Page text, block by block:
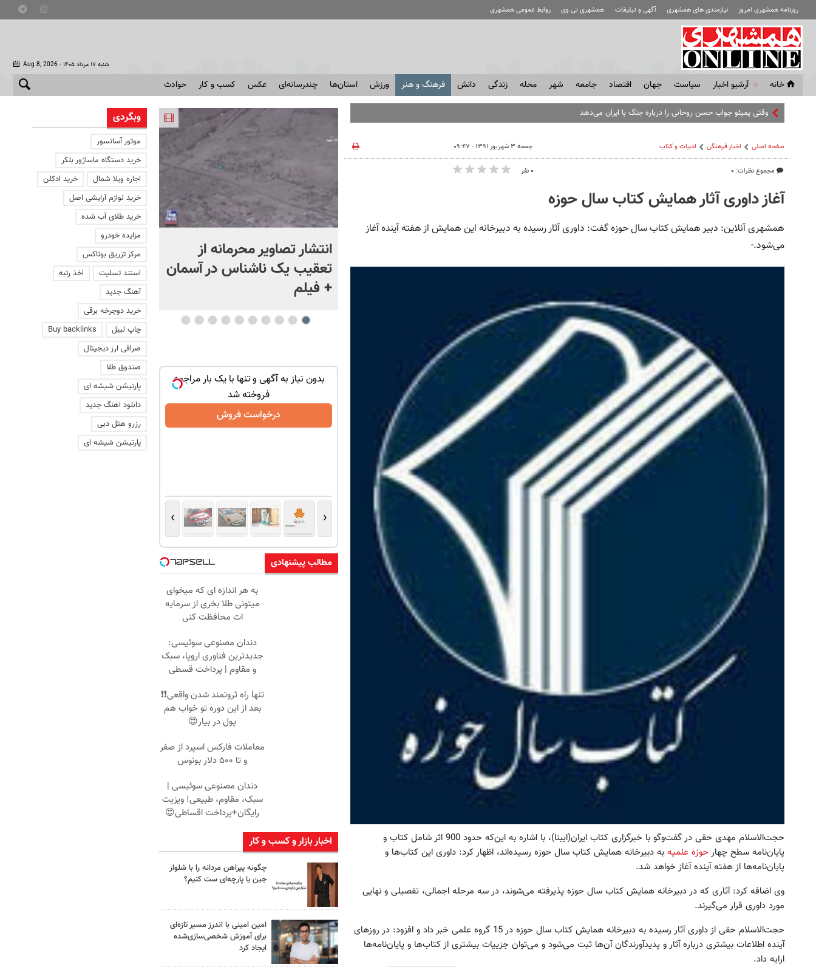
روزنامه همشهری امروز نیازمندی های همشهری آگهی و تبلیغات همشهری تی وی روابط عمومی همشهری
Aug 8, 2026 - شنبه ۱۷ مرداد ۱۴۰۵
خانه آرشیو اخبار سياست جهان اقتصاد جامعه شهر محله زندگی دانش فرهنگ و هنر ورزش استان‌ها چندرسانه‌ای عکس کسب و کار حوادث
وقتی پمپئو جواب حسن روحانی را درباره جنگ با ایران می‌دهد
صفحه اصلی اخبار فرهنگی ادبیات و کتاب
مجموع نظرات: ۰
جمعه ۳ شهریور ۱۳۹۱ - ۰۹:۴۷
۰ نفر
آغاز داوری آثار همایش کتاب سال حوزه
همشهری آنلاین: دبیر همایش کتاب سال حوزه گفت: داوری آثار رسیده به دبیرخانه این همایش از هفته آینده آغاز
می‌شود.-
حجت‌الاسلام مهدی حقی در گفت‌وگو با خبرگزاری کتاب ایران(ایبنا)، با اشاره به این‌که حدود 900 اثر شامل کتاب و
پایان‌نامه سطح چهارحوزه علمیه به دبیرخانه همایش کتاب سال حوزه رسیده‌اند، اظهار کرد: داوری این کتاب‌ها و
پایان‌نامه‌ها از هفته آینده آغاز خواهد شد.
وی اضافه کرد: آثاری که در دبیرخانه همایش کتاب سال حوزه پذیرفته می‌شوند، در سه مرحله اجمالی، تفصیلی و نهایی
مورد داوری قرار می‌گیرند.
حجت‌الاسلام حقی از داوری آثار رسیده به دبیرخانه همایش کتاب سال حوزه در 15 گروه علمی خبر داد و افزود: در روزهای
آینده اطلاعات بیشتری درباره آثار و پدیدآورندگان آن‌ها ثبت می‌شود و می‌توان جزییات بیشتری از کتاب‌ها و پایان‌نامه‌ها
ارایه داد.
خورد؟ +ببینید | کتابی که
انتشار تصاویر محرمانه از
تعقیب یک ناشناس در آسمان
+ فیلم
حمله خلبانان ایرانی به
+ فیلم
کوییک گذاشتی برای فروش ؟ اینجا
سریع و راحت بفروش
درخواست فروش
جای این پک تقویت موی جلبک توی حمومت
خالیه!45%تخفیف
خرید محصول
تنها در چند ساعت و با یکبار مراجعه فروخته
شد ✅
درخواست فروش
بدون نیاز به آگهی و تنها با یک بار مراجعه
فروخته شد
درخواست فروش
‹
›
مطالب پیشنهادی
به هر اندازه ای که میخوای
میتونی طلا بخری از سرمایه
ات محافظت کنی
دندان مصنوعی سوئیسی:
جدیدترین فناوری اروپا، سبک
و مقاوم | پرداخت قسطی
تنها راه ثروتمند شدن واقعی❗❗
بعد از این دوره تو خواب هم
پول در بیار😍
معاملات فارکس اسپرد از صفر
و تا ۵۰۰ دلار بونوس
دندان مصنوعی سوئیسی |
سبک، مقاوم، طبیعی! ویزیت
رایگان+پرداخت اقساطی😍
اخبار بازار و کسب و کار
چگونه پیراهن مردانه را با شلوار
جین یا پارچه‌ای ست کنیم؟
امین امینی با اندرز مسیر تازه‌ای
برای آموزش شخصی‌سازی‌شده
ایجاد کرد
وبگردی
موتور آسانسور
خرید دستگاه ماساژور بلکر
اجاره ویلا شمال
خرید ادکلن
خرید لوازم آرایشی اصل
خرید طلای آب شده
مزایده خودرو
مرکز تزریق بوتاکس
استند تسلیت
اخذ رتبه
آهنگ جدید
خرید دوچرخه برقی
چاپ لیبل
Buy backlinks
صرافی ارز دیجیتال
صندوق طلا
پارتیشن شیشه ای
دانلود اهنگ جدید
رزرو هتل دبی
پارتیشن شیشه ای